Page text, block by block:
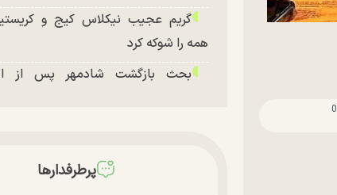
0
گریم عجیب نیکلاس کیج و
همه را شوکه کرد
بحث بازگشت شادمهر پس از
توافق با آمریکا در انتظار تایید نهایی
پرطرفدارها